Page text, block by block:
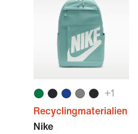
+1
Recyclingmaterialien
Nike